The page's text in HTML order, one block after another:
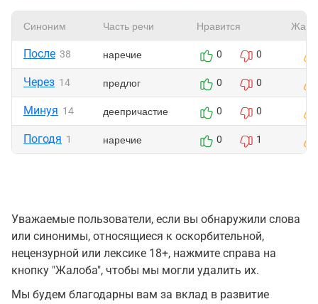
Синоним Часть речи Нравится
После 38 наречие 0 0
Через 14 предлог 0 0
Минуя 14 деепричастие 0 0
Погодя 1 наречие 0 1
Уважаемые пользователи, если вы обнаружили слова
или синонимы, относящиеся к оскорбительной,
нецензурной или лексике 18+, нажмите справа на
кнопку "Жалоба", чтобы мы могли удалить их.
Мы будем благодарны вам за вклад в развитие